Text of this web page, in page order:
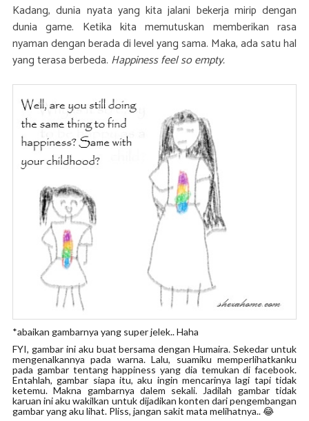
Kadang, dunia nyata yang kita jalani bekerja mirip dengan
dunia game. Ketika kita memutuskan memberikan rasa
nyaman dengan berada di level yang sama. Maka, ada satu hal
yang terasa berbeda. Happiness feel so empty.
*abaikan gambarnya yang super jelek.. Haha
FYI, gambar ini aku buat bersama dengan Humaira. Sekedar untuk
mengenalkannya pada warna. Lalu, suamiku memperlihatkanku
pada gambar tentang happiness yang dia temukan di facebook.
Entahlah, gambar siapa itu, aku ingin mencarinya lagi tapi tidak
ketemu. Makna gambarnya dalem sekali. Jadilah gambar tidak
karuan ini aku wakilkan untuk dijadikan konten dari pengembangan
gambar yang aku lihat. Pliss, jangan sakit mata melihatnya.. 😂